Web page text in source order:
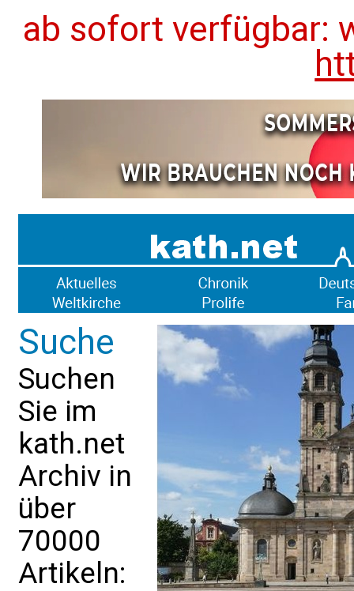
ab sofort verfügbar:
Suche
Suchen
Sie im
kath.net
Archiv in
über
70000
Artikeln: